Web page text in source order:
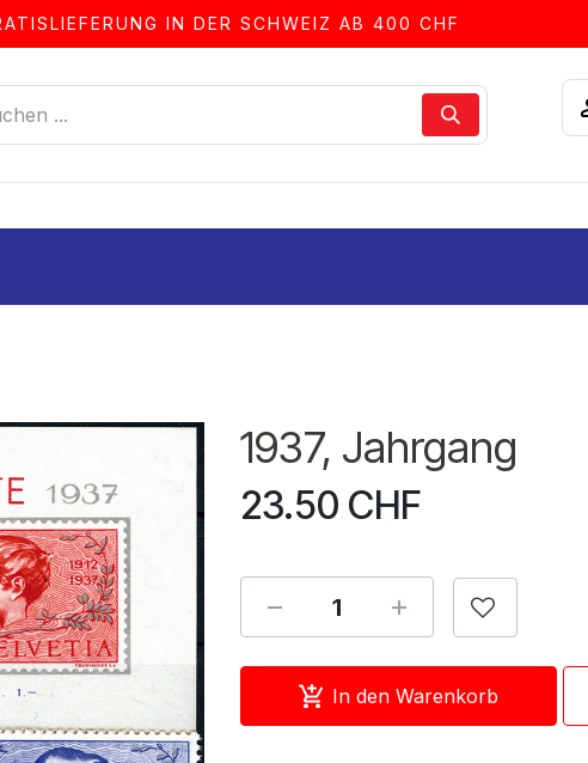
IN DER SCHWEIZ AB 400 CHF
1937, Jahrgang
23.50 CHF
In den Warenkorb